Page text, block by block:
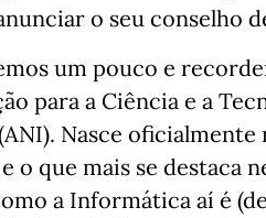
o seu conselho
um pouco e
para a Ciência e a
Nasce
o que mais se destaca
a Informática aí é